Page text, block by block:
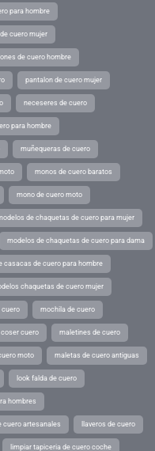
para hombre
cuero mujer
de cuero hombre
pantalon de cuero mujer
neceseres de cuero
para hombre
muñequeras de cuero
monos de cuero baratos
mono de cuero moto
de chaquetas de cuero para mujer
modelos de chaquetas de cuero para dama
casacas de cuero para hombre
chaquetas de cuero mujer
cuero mochila de cuero
cuero maletines de cuero
moto maletas de cuero antiguas
look falda de cuero
hombres
cuero artesanales llaveros de cuero
limpiar tapiceria de cuero coche